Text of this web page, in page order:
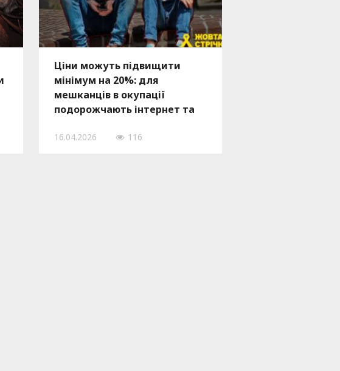
Ціни можуть підвищити
мінімум на 20%: для
мешканців в окупації
подорожчають інтернет та
16.04.2026 116